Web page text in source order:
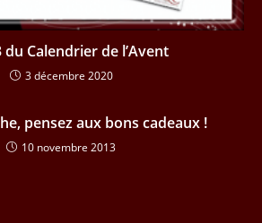
du Calendrier de l’Avent
3 décembre 2020
pensez aux bons cadeaux !
10 novembre 2013